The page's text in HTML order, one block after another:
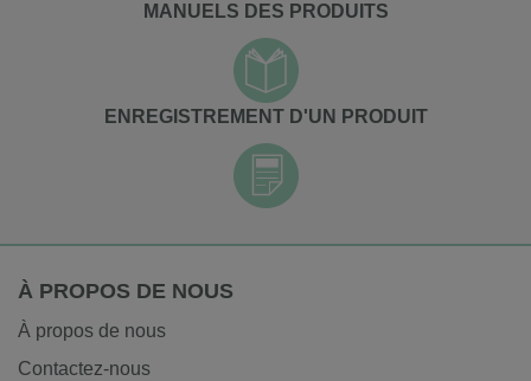
MANUELS DES PRODUITS
ENREGISTREMENT D'UN PRODUIT
À PROPOS DE NOUS
À propos de nous
Contactez-nous